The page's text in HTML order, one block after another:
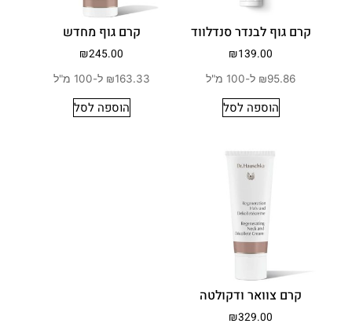
קרם גוף לבנדר סנדלווד
₪139.00
₪95.86 ל-100 מ"ל
הוספה לסל
קרם גוף מחדש
₪245.00
₪163.33 ל-100 מ"ל
הוספה לסל
קרם צוואר ודקולטה
₪329.00